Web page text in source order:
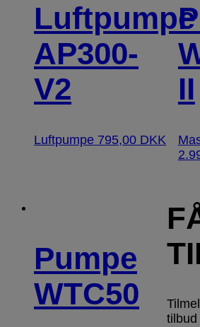
Luftpumpe
AP300-
V2
Luftpumpe 795,00 DKK
II
Pumpe
WTC50
tilbud